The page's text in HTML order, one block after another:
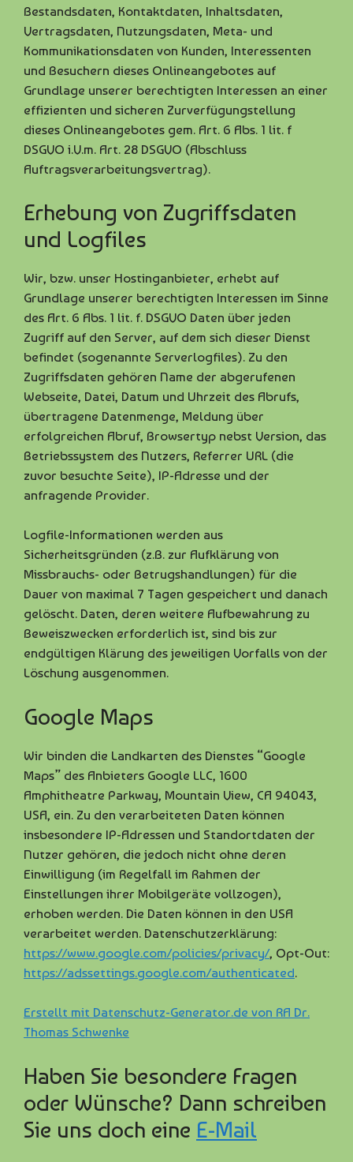
Bestandsdaten, Kontaktdaten, Inhaltsdaten,
Vertragsdaten, Nutzungsdaten, Meta- und
Kommunikationsdaten von Kunden, Interessenten
und Besuchern dieses Onlineangebotes auf
Grundlage unserer berechtigten Interessen an einer
effizienten und sicheren Zurverfügungstellung
dieses Onlineangebotes gem. Art. 6 Abs. 1 lit. f
DSGVO i.V.m. Art. 28 DSGVO (Abschluss
Auftragsverarbeitungsvertrag).
Erhebung von Zugriffsdaten
und Logfiles
Wir, bzw. unser Hostinganbieter, erhebt auf
Grundlage unserer berechtigten Interessen im Sinne
des Art. 6 Abs. 1 lit. f. DSGVO Daten über jeden
Zugriff auf den Server, auf dem sich dieser Dienst
befindet (sogenannte Serverlogfiles). Zu den
Zugriffsdaten gehören Name der abgerufenen
Webseite, Datei, Datum und Uhrzeit des Abrufs,
übertragene Datenmenge, Meldung über
erfolgreichen Abruf, Browsertyp nebst Version, das
Betriebssystem des Nutzers, Referrer URL (die
zuvor besuchte Seite), IP-Adresse und der
anfragende Provider.
Logfile-Informationen werden aus
Sicherheitsgründen (z.B. zur Aufklärung von
Missbrauchs- oder Betrugshandlungen) für die
Dauer von maximal 7 Tagen gespeichert und danach
gelöscht. Daten, deren weitere Aufbewahrung zu
Beweiszwecken erforderlich ist, sind bis zur
endgültigen Klärung des jeweiligen Vorfalls von der
Löschung ausgenommen.
Google Maps
Wir binden die Landkarten des Dienstes “Google
Maps” des Anbieters Google LLC, 1600
Amphitheatre Parkway, Mountain View, CA 94043,
USA, ein. Zu den verarbeiteten Daten können
insbesondere IP-Adressen und Standortdaten der
Nutzer gehören, die jedoch nicht ohne deren
Einwilligung (im Regelfall im Rahmen der
Einstellungen ihrer Mobilgeräte vollzogen),
erhoben werden. Die Daten können in den USA
verarbeitet werden. Datenschutzerklärung:
https://www.google.com/policies/privacy/, Opt-Out:
https://adssettings.google.com/authenticated.
Erstellt mit Datenschutz-Generator.de von RA Dr.
Thomas Schwenke
Haben Sie besondere Fragen
oder Wünsche? Dann schreiben
Sie uns doch eine E-Mail